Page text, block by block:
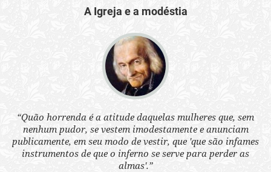
A Igreja e a modéstia
“Quão horrenda é a atitude daquelas mulheres que, sem
nenhum pudor, se vestem imodestamente e anunciam
publicamente, em seu modo de vestir, que 'que são infames
instrumentos de que o inferno se serve para perder as
almas'.”